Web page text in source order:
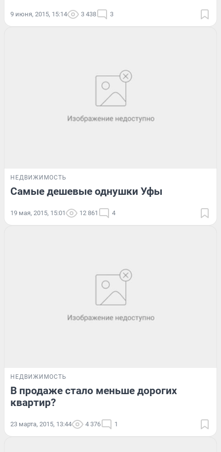
9 июня, 2015, 15:14 3 438 3
НЕДВИЖИМОСТЬ
Самые дешевые однушки Уфы
19 мая, 2015, 15:01 12 861 4
НЕДВИЖИМОСТЬ
В продаже стало меньше дорогих
квартир?
23 марта, 2015, 13:44 4 376 1